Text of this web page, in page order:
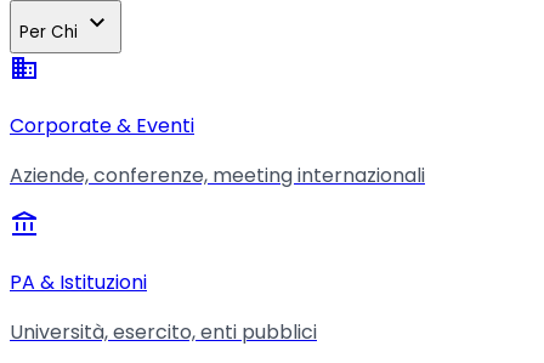
Per Chi expand_more
business
Corporate & Eventi
Aziende, conferenze, meeting internazionali
account_balance
PA & Istituzioni
Università, esercito, enti pubblici